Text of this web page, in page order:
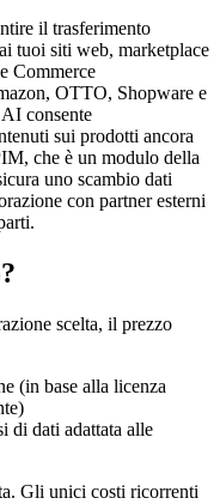
il trasferimento
tuoi siti web, marketplace
Commerce
OTTO, Shopware e
consente
sui prodotti ancora
che è un modulo della
uno scambio dati
con partner esterni
scelta, il prezzo
(in base alla licenza
di dati adattata alle
Gli unici costi ricorrenti